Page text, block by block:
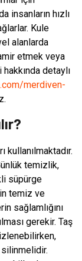
insanların hızlı
Kule
alanlarda
etmek veya
detaylı
merdiven-
kullanılmaktadır.
temizlik,
süpürge
temiz ve
sağlamlığını
gerekir. Taş